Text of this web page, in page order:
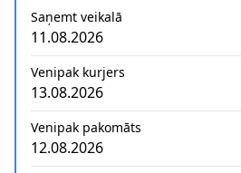
Saņemt veikalā
11.08.2026
Venipak kurjers
13.08.2026
Venipak pakomāts
12.08.2026